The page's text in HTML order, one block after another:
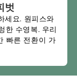
벗
세요. 원피스와
한 수영복. 우리
빠른 전환이 가